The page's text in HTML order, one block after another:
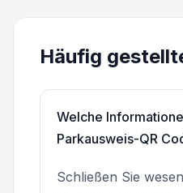
Häufig
Welche
Parkausweis-QR
Schließen Sie